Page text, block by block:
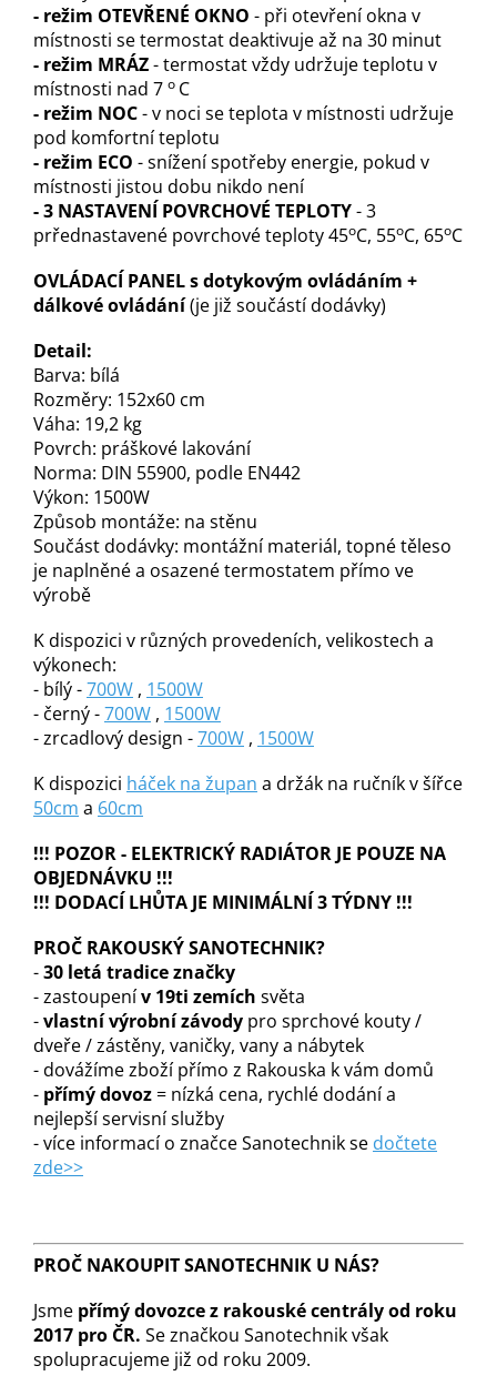
- režim OTEVŘENÉ OKNO - při otevření okna v
místnosti se termostat deaktivuje až na 30 minut
- režim MRÁZ- termostat vždy udržuje teplotu v
místnosti nad 7 o C
- režim NOC- v noci se teplota v místnosti udržuje
pod komfortní teplotu
- režim ECO - snížení spotřeby energie, pokud v
místnosti jistou dobu nikdo není
- 3 NASTAVENÍ POVRCHOVÉ TEPLOTY- 3
prřednastavené povrchové teploty 45oC, 55oC, 65oC
OVLÁDACÍ PANEL s dotykovým ovládáním +
dálkové ovládání(je již součástí dodávky)
Detail:
Barva: bílá
Rozměry: 152x60 cm
Váha: 19,2 kg
Povrch: práškové lakování
Norma: DIN 55900, podle EN442
Výkon: 1500W
Způsob montáže: na stěnu
Součást dodávky: montážní materiál, topné těleso
je naplněné a osazené termostatem přímo ve
výrobě
K dispozici v různých provedeních, velikostech a
výkonech:
- bílý -700W , 1500W
- černý -700W , 1500W
- zrcadlový design -700W , 1500W
K dispozici háček na župan a držák na ručník v šířce
50cm a 60cm
!!! POZOR - ELEKTRICKÝ RADIÁTOR JE POUZE NA
OBJEDNÁVKU !!!
!!! DODACÍ LHŮTA JE MINIMÁLNÍ 3 TÝDNY !!!
PROČ RAKOUSKÝ SANOTECHNIK?
-30 letá tradice značky
- zastoupenív 19ti zemích světa
-vlastní výrobní závody pro sprchové kouty /
dveře / zástěny, vaničky, vany a nábytek
- dovážíme zboží přímo z Rakouska k vám domů
- přímý dovoz= nízká cena, rychlé dodání a
nejlepší servisní služby
- více informací o značce Sanotechnik se dočtete
zde>>
PROČ NAKOUPIT SANOTECHNIK U NÁS?
Jsme přímý dovozce z rakouské centrály od roku
2017 pro ČR. Se značkou Sanotechnik však
spolupracujeme již od roku 2009.